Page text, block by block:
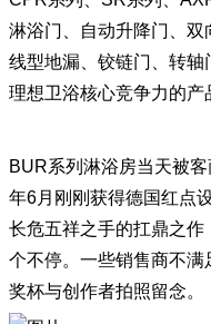
淋浴门、自动升降门、双
线型地漏、铰链门、转轴
理想卫浴核心竞争力的产
BUR系列淋浴房当天被
年6月刚刚获得德国红点
长危五祥之手的扛鼎之作
个不停。一些销售商不
奖杯与创作者拍照留念。